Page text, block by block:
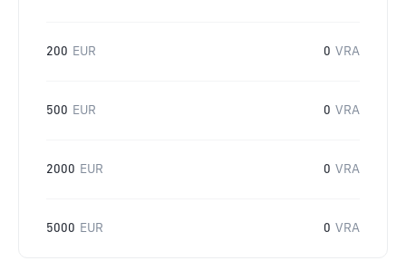
200 EUR 0 VRA
500 EUR 0 VRA
2000 EUR 0 VRA
5000 EUR 0 VRA